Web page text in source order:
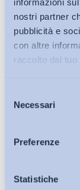
informazioni
nostri partner
pubblicità e
con altre
raccolto dal tuo
delNecessari
Preferenze
Statistiche
Bollettini
Articoli
Osservatori
sulla pagina della